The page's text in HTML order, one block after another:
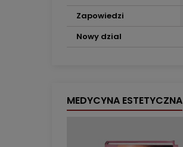
Zapowiedzi
Nowy dzial
MEDYCYNA ESTETYCZNA